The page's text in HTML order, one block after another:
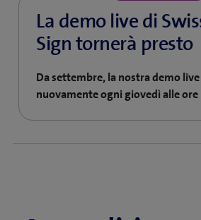
La demo live di
Sign tornerà presto
Da settembre, la nostra demo
nuovamente ogni giovedì alle ore